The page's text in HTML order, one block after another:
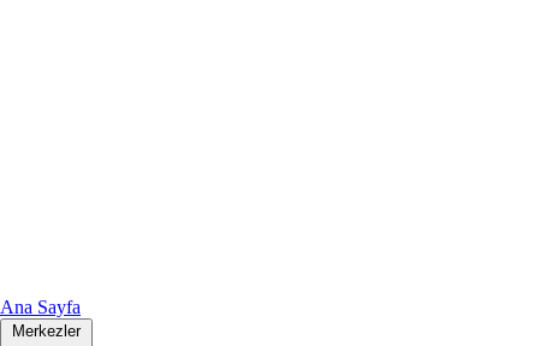
Ana Sayfa
Merkezler